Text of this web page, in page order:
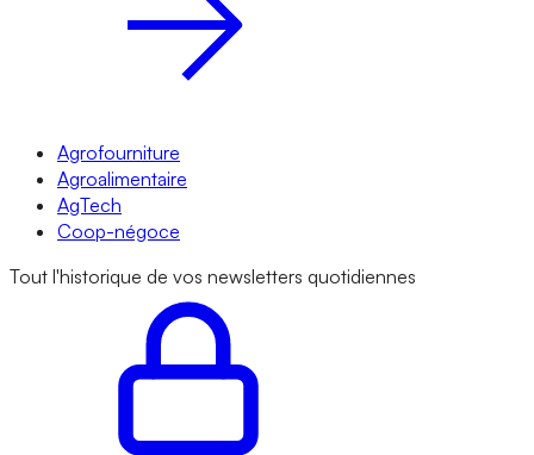
Agrofourniture
Agroalimentaire
AgTech
Coop-négoce
Tout l'historique de vos newsletters quotidiennes